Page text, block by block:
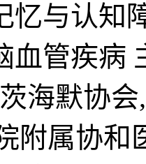
忆与认知
血管疾
海默协
附属协和